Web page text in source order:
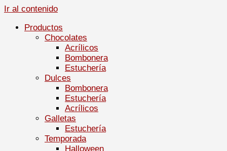
Ir al contenido
Productos
Chocolates
Acrílicos
Bombonera
Estuchería
Dulces
Bombonera
Estuchería
Acrílicos
Galletas
Estuchería
Temporada
Halloween